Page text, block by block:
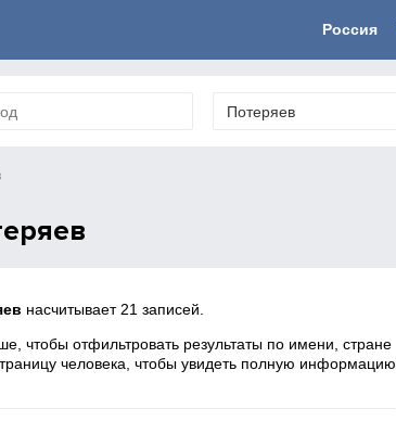
Россия
насчитывает 21 записей.
чтобы отфильтровать результаты по имени, стране
человека, чтобы увидеть полную информацию